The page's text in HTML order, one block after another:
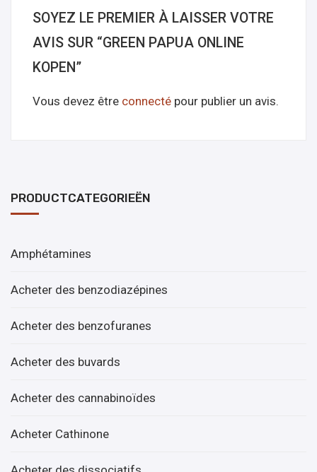
SOYEZ LE PREMIER À LAISSER VOTRE
AVIS SUR “GREEN PAPUA ONLINE
KOPEN”
Vous devez être connecté pour publier un avis.
PRODUCTCATEGORIEËN
Amphétamines
Acheter des benzodiazépines
Acheter des benzofuranes
Acheter des buvards
Acheter des cannabinoïdes
Acheter Cathinone